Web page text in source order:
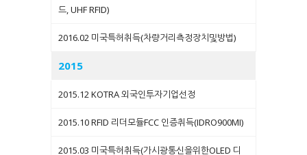
드, UHF RFID)
2016.02 미국특허취득(차량거리측정장치및방법)
2015
2015.12 KOTRA 외국인투자기업선정
2015.10 RFID 리더모듈FCC 인증취득(IDRO900MI)
2015.03 미국특허취득(가시광통신을위한OLED 디